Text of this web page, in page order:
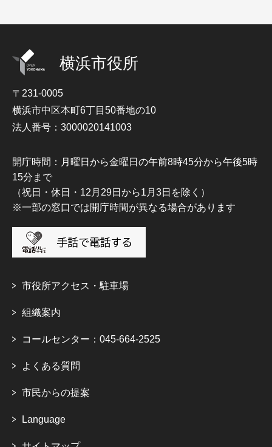
横浜市役所
〒231-0005
横浜市中区本町6丁目50番地の10
法人番号：3000020141003
開庁時間：月曜日から金曜日の午前8時45分から午後5時
15分まで
（祝日・休日・12月29日から1月3日を除く）
※一部の窓口では開庁時間が異なる場合があります
市役所アクセス・駐車場
組織案内
コールセンター：045-664-2525
よくある質問
市民からの提案
Language